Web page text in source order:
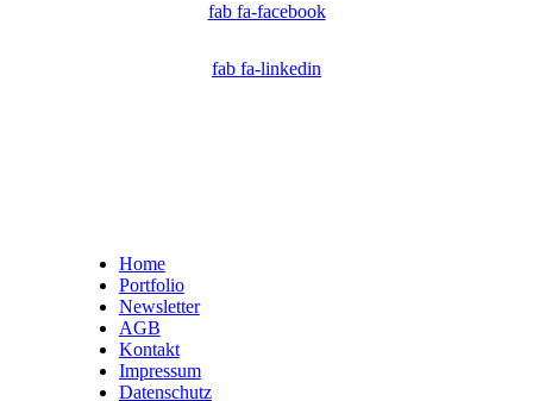
fab fa-facebook
fab fa-linkedin
Home
Portfolio
Newsletter
AGB
Kontakt
Impressum
Datenschutz